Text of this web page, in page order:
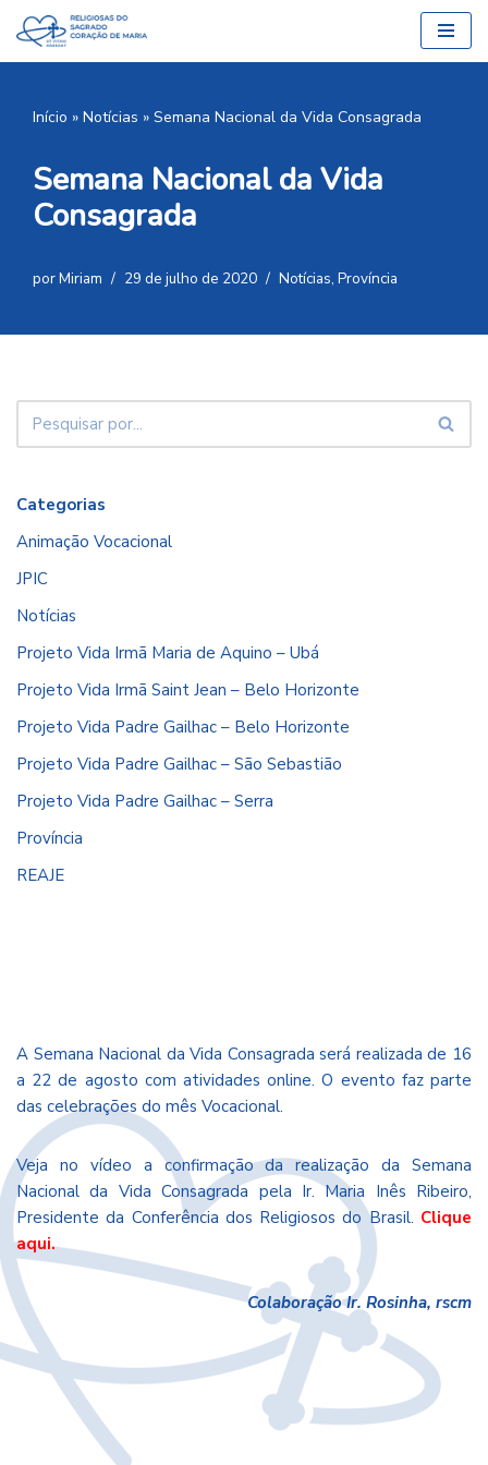
Pular
Início » Notícias » Semana Nacional da Vida Consagrada
Semana Nacional da Vida
Consagrada
porMiriam 29 de julho de 2020 Notícias, Província
Categorias
Animação Vocacional
JPIC
Notícias
Projeto Vida Irmã Maria de Aquino – Ubá
Projeto Vida Irmã Saint Jean – Belo Horizonte
Projeto Vida Padre Gailhac – Belo Horizonte
Projeto Vida Padre Gailhac – São Sebastião
Projeto Vida Padre Gailhac – Serra
Província
REAJE
A Semana Nacional da Vida Consagrada será realizada de 16
a 22 de agosto com atividades online. O evento faz parte
das celebrações do mês Vocacional.
Veja no vídeo a confirmação da realização da Semana
Nacional da Vida Consagrada pela Ir. Maria Inês Ribeiro,
Presidente da Conferência dos Religiosos do Brasil. Clique
aqui.
Colaboração Ir. Rosinha, rscm